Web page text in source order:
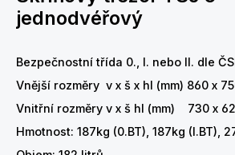
jednodvéřový
Bezpečnostní třída 0., I. nebo II. dle
Vnější rozměry v x š x hl (mm) 860 x
Vnitřní rozměry v x š hl (mm) 730 x
Hmotnost: 187kg (0.BT), 187kg (I.BT),